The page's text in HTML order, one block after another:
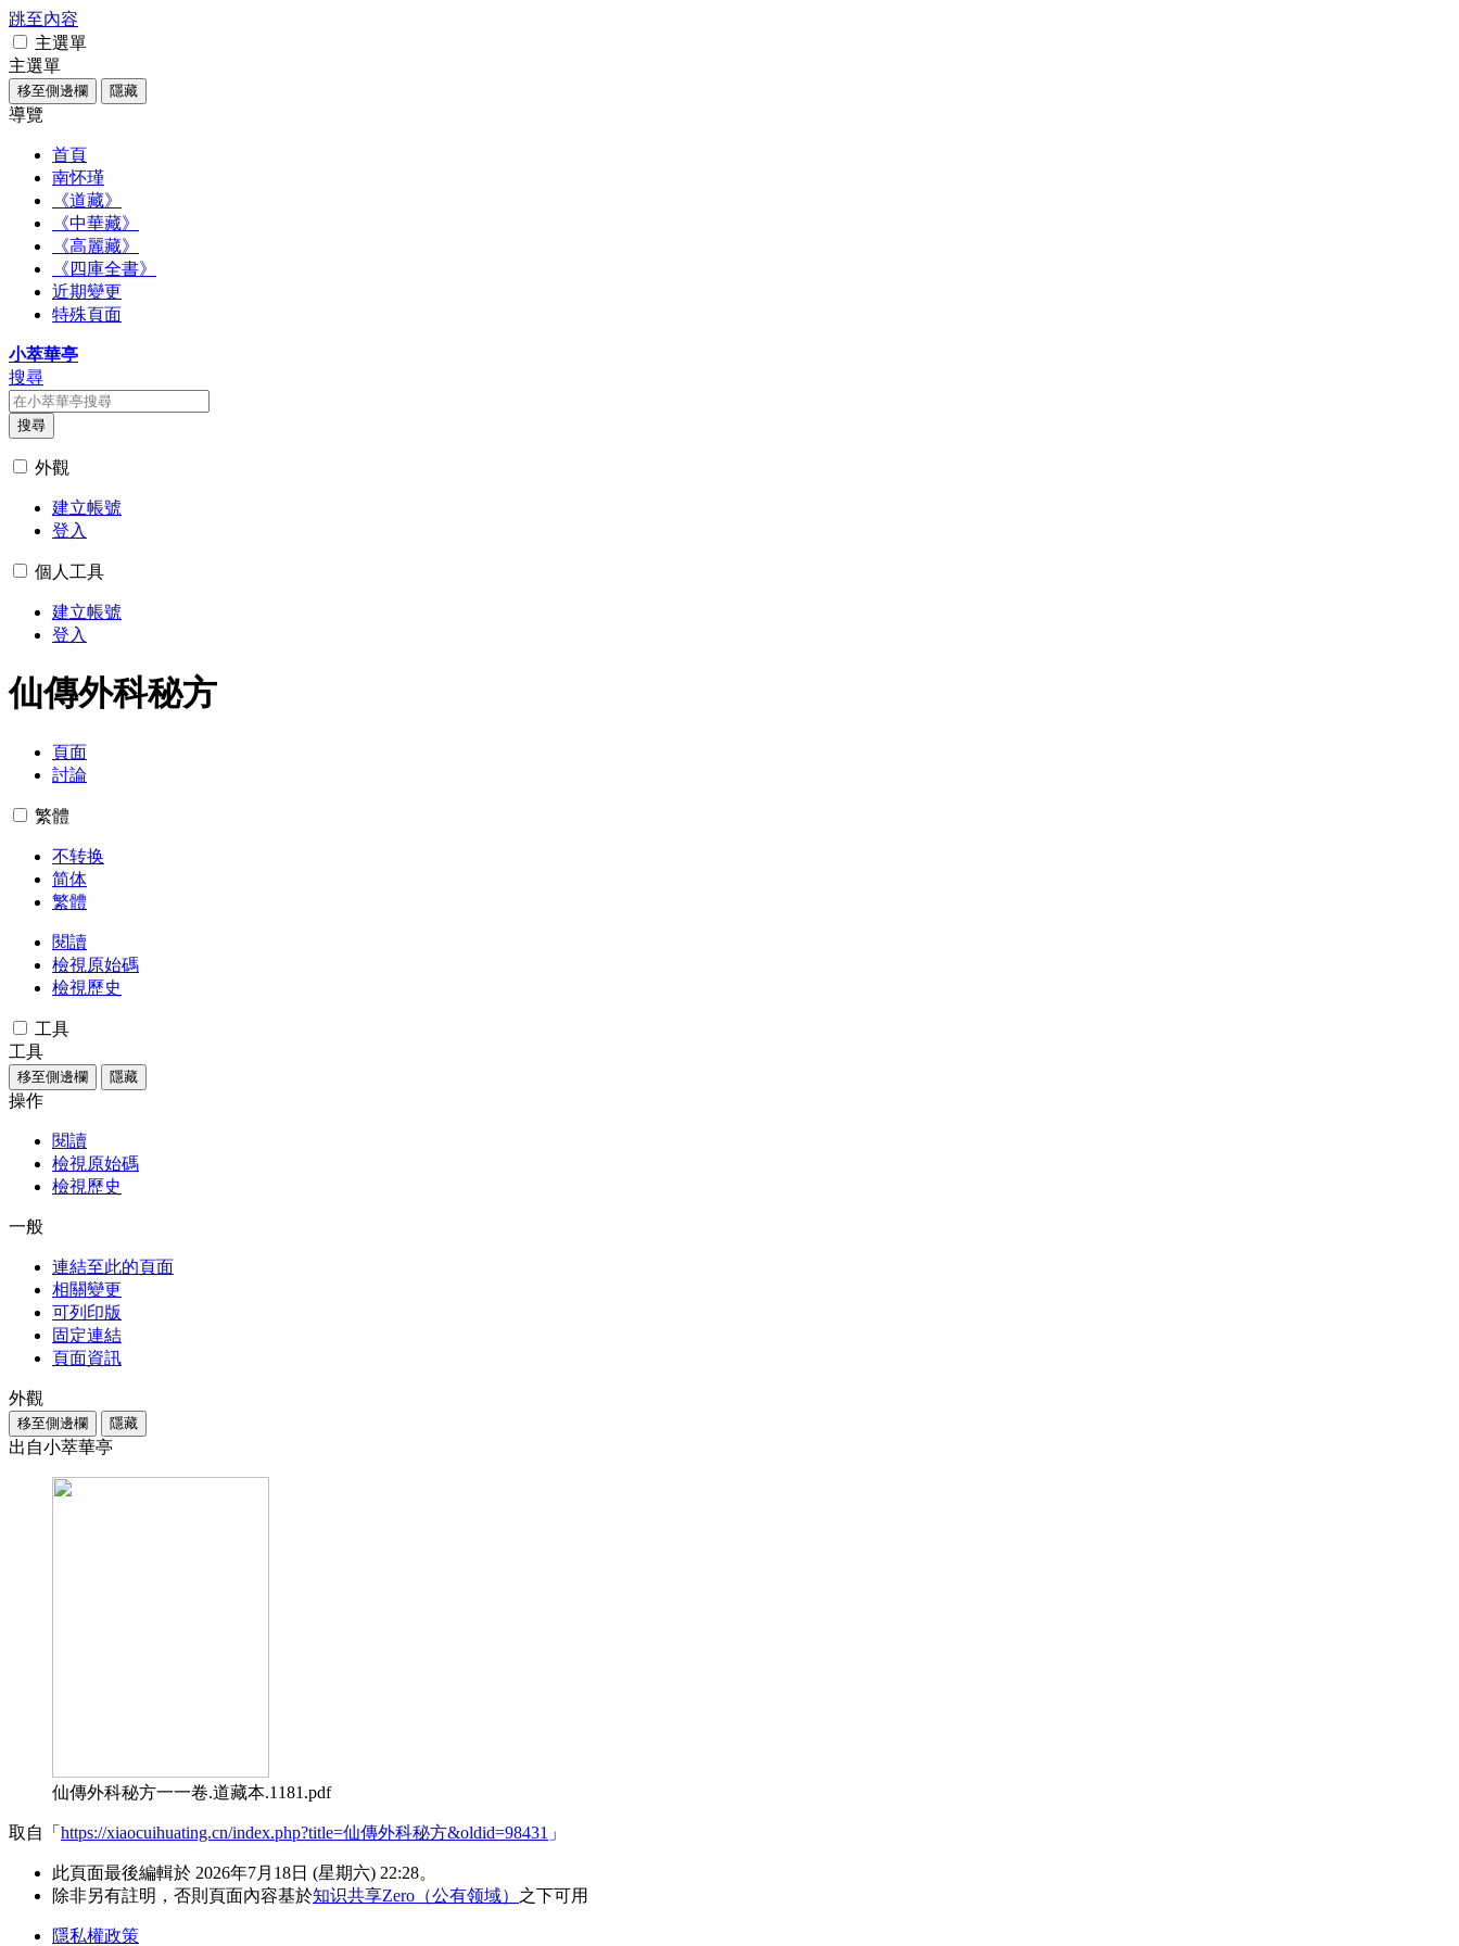
跳至內容
主選單
主選單
移至側邊欄 隱藏
導覽
首頁
南怀瑾
《道藏》
《中華藏》
《高麗藏》
《四庫全書》
近期變更
特殊頁面
小萃華亭
搜尋
搜尋
外觀
建立帳號
登入
個人工具
建立帳號
登入
仙傳外科秘方
頁面
討論
繁體
不转换
简体
繁體
閱讀
檢視原始碼
檢視歷史
工具
工具
移至側邊欄 隱藏
操作
閱讀
檢視原始碼
檢視歷史
一般
連結至此的頁面
相關變更
可列印版
固定連結
頁面資訊
外觀
移至側邊欄 隱藏
出自小萃華亭
仙傳外科秘方一一卷.道藏本.1181.pdf
取自「 https://xiaocuihuating.cn/index.php?title=仙傳外科秘方&oldid=98431 」
此頁面最後編輯於 2026年7月18日 (星期六) 22:28。
除非另有註明，否則頁面內容基於知识共享Zero（公有领域） 之下可用
隱私權政策